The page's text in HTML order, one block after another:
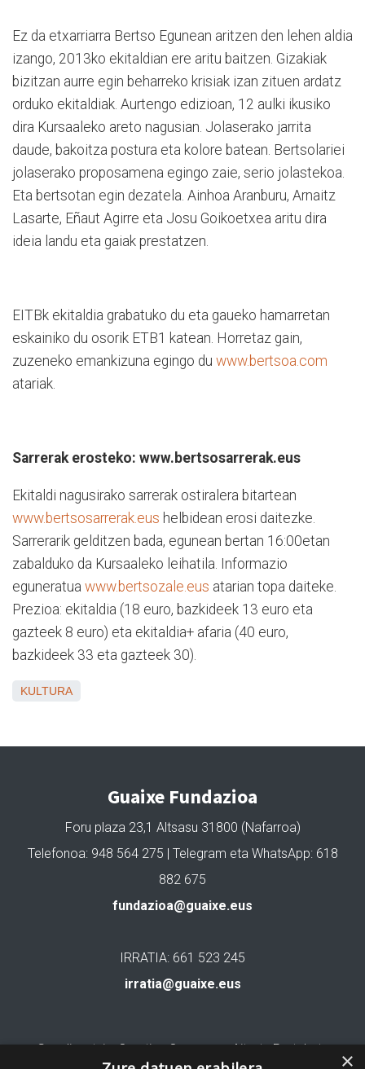
Ez da etxarriarra Bertso Egunean aritzen den lehen aldia
izango, 2013ko ekitaldian ere aritu baitzen. Gizakiak
bizitzan aurre egin beharreko krisiak izan zituen ardatz
orduko ekitaldiak. Aurtengo edizioan, 12 aulki ikusiko
dira Kursaaleko areto nagusian. Jolaserako jarrita
daude, bakoitza postura eta kolore batean. Bertsolariei
jolaserako proposamena egingo zaie, serio jolastekoa.
Eta bertsotan egin dezatela. Ainhoa Aranburu, Arnaitz
Lasarte, Eñaut Agirre eta Josu Goikoetxea aritu dira
ideia landu eta gaiak prestatzen.
EITBk ekitaldia grabatuko du eta gaueko hamarretan
eskainiko du osorik ETB1 katean. Horretaz gain,
zuzeneko emankizuna egingo du www.bertsoa.com
atariak.
Sarrerak erosteko: www.bertsosarrerak.eus
Ekitaldi nagusirako sarrerak ostiralera bitartean
www.bertsosarrerak.eus helbidean erosi daitezke.
Sarrerarik gelditzen bada, egunean bertan 16:00etan
zabalduko da Kursaaleko leihatila. Informazio
eguneratua www.bertsozale.eus atarian topa daiteke.
Prezioa: ekitaldia (18 euro, bazkideek 13 euro eta
gazteek 8 euro) eta ekitaldia+ afaria (40 euro,
bazkideek 33 eta gazteek 30).
KULTURA
Guaixe Fundazioa
Foru plaza 23,1 Altsasu 31800 (Nafarroa)
Telefonoa: 948 564 275 | Telegram eta WhatsApp: 618
882 675
fundazioa@guaixe.eus
IRRATIA: 661 523 245
irratia@guaixe.eus
Gure lizentzia: Creative Commons Aitortu Partekatu ×